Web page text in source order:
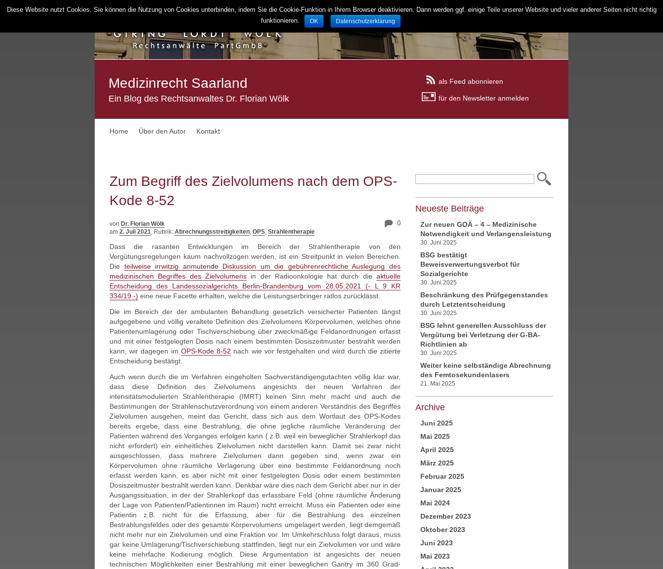
Medizinrecht Saarland
Ein Blog des Rechtsanwaltes Dr. Florian Wölk
als Feed abonnieren
für den Newsletter anmelden
Home Über den Autor Kontakt
Zum Begriff des Zielvolumens nach dem OPS-
Kode 8-52
0
von Dr. Florian Wölk
am 2. Juli 2021, Rubrik: Abrechnungsstreitigkeiten, OPS, Strahlentherapie
Dass die rasanten Entwicklungen im Bereich der Strahlentherapie von den
Vergütungsregelungen kaum nachvollzogen werden, ist ein Streitpunkt in vielen Bereichen.
Die teilweise irrwitzig anmutende Diskussion um die gebührenrechtliche Auslegung des
medizinischen Begriffes des Zielvolumensin der Radioonkologie hat durch dieaktuelle
Entscheidung des Landessozialgerichts Berlin-Brandenburg vom 28.05.2021 (- L 9 KR
334/19 -) eine neue Facette erhalten, welche die Leistungserbringer ratlos zurücklässt.
Die im Bereich der der ambulanten Behandlung gesetzlich versicherter Patienten längst
aufgegebene und völlig veraltete Definition des Zielvolumens Körpervolumen, welches ohne
Patientenumlagerung oder Tischverschiebung über zweckmäßige Feldanordnungen erfasst
und mit einer festgelegten Dosis nach einem bestimmten Dosiszeitmuster bestrahlt werden
kann, wir dagegen im OPS-Kode 8-52 nach wie vor festgehalten und wird durch die zitierte
Entscheidung bestätigt.
Auch wenn durch die im Verfahren eingeholten Sachverständigengutachten völlig klar war,
dass diese Definition des Zielvolumens angesichts der neuen Verfahren der
intensitätsmodulierten Strahlentherapie (IMRT) keinen Sinn mehr macht und auch die
Bestimmungen der Strahlenschutzverordnung von einem anderen Verständnis des Begriffes
Zielvolumen ausgehen, meint das Gericht, dass sich aus dem Wortlaut des OPS-Kodes
bereits ergebe, dass eine Bestrahlung, die ohne jegliche räumliche Veränderung der
Patienten während des Vorganges erfolgen kann ( z.B. weil ein beweglicher Strahlerkopf das
nicht erfordert) ein einheitliches Zielvolumen nicht darstellen kann. Damit sei zwar nicht
ausgeschlossen, dass mehrere Zielvolumen dann gegeben sind, wenn zwar ein
Körpervolumen ohne räumliche Verlagerung über eine bestimmte Feldanordnung noch
erfasst werden kann, es aber nicht mit einer festgelegten Dosis oder einem bestimmten
Dosiszeitmuster bestrahlt werden kann. Denkbar wäre dies nach dem Gericht aber nur in der
Ausgangssituation, in der der Strahlerkopf das erfassbare Feld (ohne räumliche Änderung
der Lage von Patienten/Patientinnen im Raum) nicht erreicht. Muss ein Patienten oder eine
Patientin z.B. nicht für die Erfassung, aber für die Bestrahlung des einzelnen
Bestrahlungsfeldes oder des gesamte Körpervolumens umgelagert werden, liegt demgemäß
nicht mehr nur ein Zielvolumen und eine Fraktion vor. Im Umkehrschluss folgt daraus, muss
gar keine Umlagerung/Tischverschiebung stattfinden, liegt nur ein Zielvolumen vor und wäre
keine mehrfache Kodierung möglich. Diese Argumentation ist angesichts der neuen
technischen Möglichkeiten einer Bestrahlung mit einer beweglichen Gantry im 360 Grad-
Neueste Beiträge
Zur neuen GOÄ – 4 – Medizinische
Notwendigkeit und Verlangensleistung
30. Juni 2025
BSG bestätigt
Beweisverwertungsverbot für
Sozialgerichte
30. Juni 2025
Beschränkung des Prüfgegenstandes
durch Letztentscheidung
30. Juni 2025
BSG lehnt generellen Ausschluss der
Vergütung bei Verletzung der G-BA-
Richtlinien ab
30. Juni 2025
Weiter keine selbständige Abrechnung
des Femtosekundenlasers
21. Mai 2025
Archive
Juni 2025
Mai 2025
April 2025
März 2025
Februar 2025
Januar 2025
Mai 2024
Dezember 2023
Oktober 2023
Juni 2023
Mai 2023
Diese Website nutzt Cookies. Sie können die Nutzung von Cookies unterbinden, indem Sie die Cookie-Funktion in Ihrem Browser deaktivieren. Dann werden ggf. einige Teile unserer Website und vieler anderer Seiten nicht richtig
funktionieren.
OK Datenschutzerklärung